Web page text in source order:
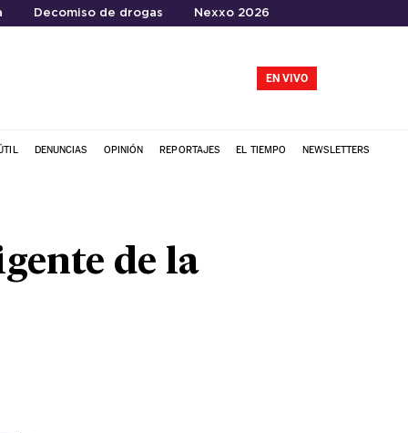
Decomiso de drogas Nexxo 2026
EN VIVO
DENUNCIAS OPINIÓN REPORTAJES EL TIEMPO NEWSLETTERS
de la